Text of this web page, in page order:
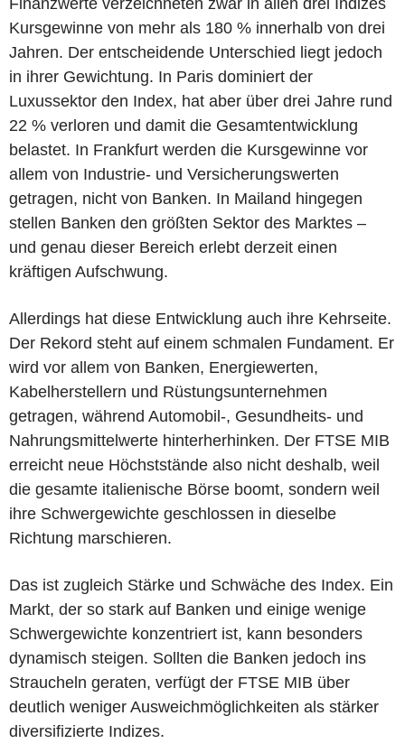
Kursgewinne von mehr als 180 % innerhalb von drei
Jahren. Der entscheidende Unterschied liegt jedoch
in ihrer Gewichtung. In Paris dominiert der
Luxussektor den Index, hat aber über drei Jahre rund
22 % verloren und damit die Gesamtentwicklung
belastet. In Frankfurt werden die Kursgewinne vor
allem von Industrie- und Versicherungswerten
getragen, nicht von Banken. In Mailand hingegen
stellen Banken den größten Sektor des Marktes –
und genau dieser Bereich erlebt derzeit einen
kräftigen Aufschwung.
Allerdings hat diese Entwicklung auch ihre Kehrseite.
Der Rekord steht auf einem schmalen Fundament. Er
wird vor allem von Banken, Energiewerten,
Kabelherstellern und Rüstungsunternehmen
getragen, während Automobil-, Gesundheits- und
Nahrungsmittelwerte hinterherhinken. Der FTSE MIB
erreicht neue Höchststände also nicht deshalb, weil
die gesamte italienische Börse boomt, sondern weil
ihre Schwergewichte geschlossen in dieselbe
Richtung marschieren.
Das ist zugleich Stärke und Schwäche des Index. Ein
Markt, der so stark auf Banken und einige wenige
Schwergewichte konzentriert ist, kann besonders
dynamisch steigen. Sollten die Banken jedoch ins
Straucheln geraten, verfügt der FTSE MIB über
deutlich weniger Ausweichmöglichkeiten als stärker
diversifizierte Indizes.